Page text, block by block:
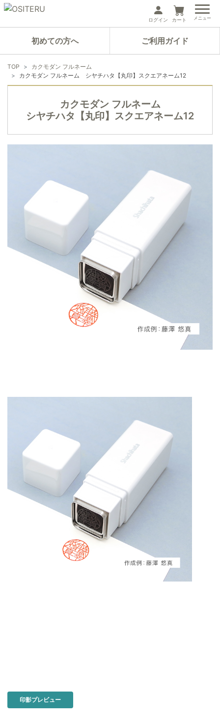
メニュー
カート
ログイン
初めての方へ ご利用ガイド
TOP
カクモダン フルネーム
カクモダン フルネーム シヤチハタ【丸印】スクエアネーム12
カクモダン フルネーム
シヤチハタ【丸印】スクエアネーム12
印影プレビュー